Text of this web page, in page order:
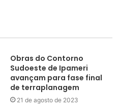
Obras do Contorno
Sudoeste de Ipameri
avançam para fase final
de terraplanagem
21 de agosto de 2023